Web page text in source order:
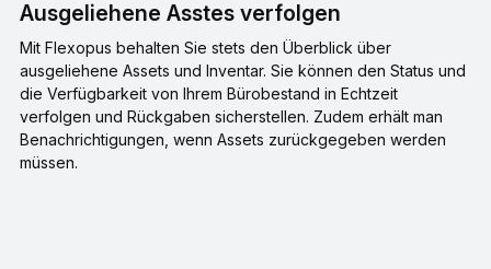
Ausgeliehene Asstes verfolgen
Mit Flexopus behalten Sie stets den Überblick über
ausgeliehene Assets und Inventar. Sie können den Status und
die Verfügbarkeit von Ihrem Bürobestand in Echtzeit
verfolgen und Rückgaben sicherstellen. Zudem erhält man
Benachrichtigungen, wenn Assets zurückgegeben werden
müssen.